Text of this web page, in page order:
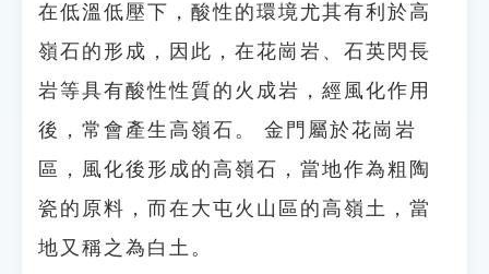
在低溫低壓下，酸性的環境尤其有利於高
嶺石的形成，因此，在花崗岩、石英閃長
岩等具有酸性性質的火成岩，經風化作用
後，常會產生高嶺石。 金門屬於花崗岩
區，風化後形成的高嶺石，當地作為粗陶
瓷的原料，而在大屯火山區的高嶺土，當
地又稱之為白土。